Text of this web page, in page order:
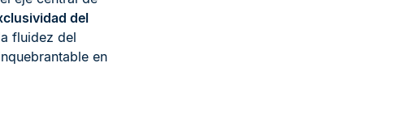
del
fluidez del
en